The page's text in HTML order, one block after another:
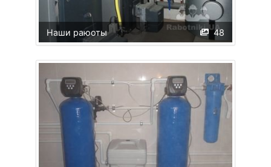
48
Наши раюоты